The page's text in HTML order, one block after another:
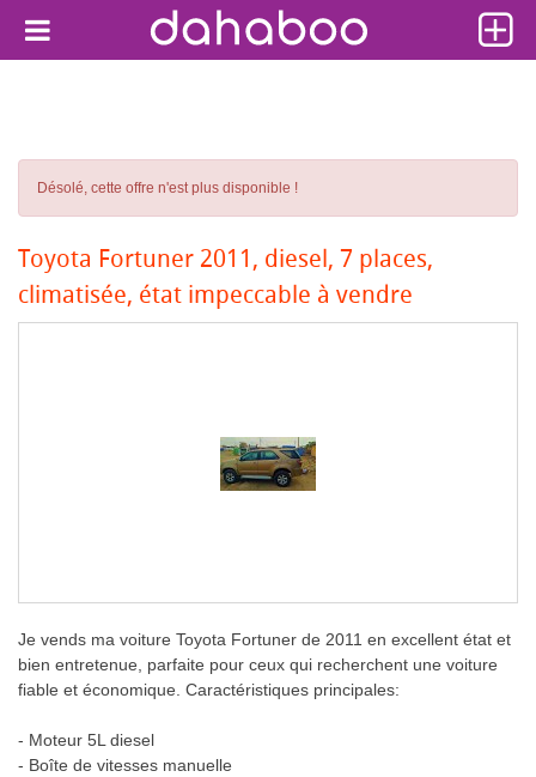
Désolé, cette offre n'est plus disponible !
Toyota Fortuner 2011, diesel, 7 places,
climatisée, état impeccable à vendre
Je vends ma voiture Toyota Fortuner de 2011 en excellent état et
bien entretenue, parfaite pour ceux qui recherchent une voiture
fiable et économique. Caractéristiques principales:
- Moteur 5L diesel
- Boîte de vitesses manuelle